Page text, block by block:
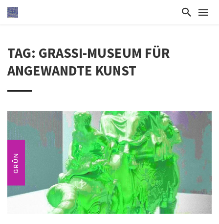
TAG: GRASSI-MUSEUM FÜR
ANGEWANDTE KUNST
GRÜN